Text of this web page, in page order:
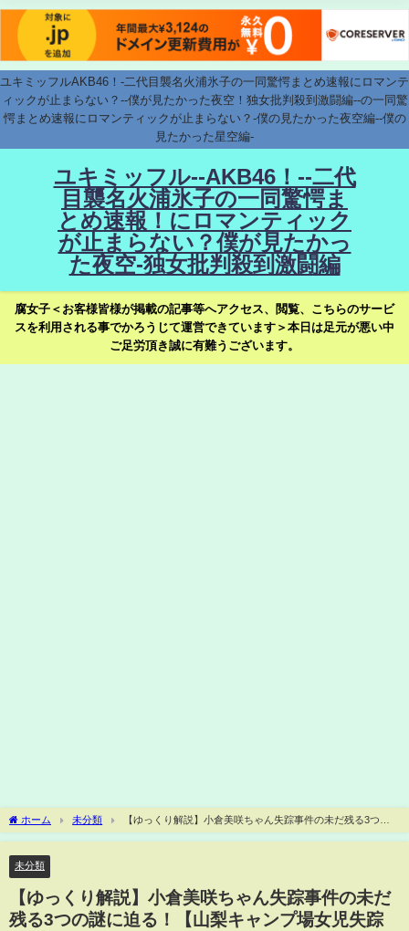
ユキミッフルAKB46！-二代目襲名火浦氷子の一同驚愕まとめ速報にロマンテ
ィックが止まらない？--僕が見たかった夜空！独女批判殺到激闘編--の一同驚
愕まとめ速報にロマンティックが止まらない？-僕の見たかった夜空編--僕の
見たかった星空編-
ユキミッフル--AKB46！--二代
目襲名火浦氷子の一同驚愕ま
とめ速報！にロマンティック
が止まらない？僕が見たかっ
た夜空-独女批判殺到激闘編
腐女子＜お客様皆様が掲載の記事等へアクセス、閲覧、こちらのサービ
スを利用される事でかろうじて運営できています＞本日は足元が悪い中
ご足労頂き誠に有難うございます。
ホーム 未分類
【ゆっくり解説】小倉美咲ちゃん失踪事件の未だ残る3つの
謎に迫る！【山梨キャンプ場女児失踪事件】
未分類
【ゆっくり解説】小倉美咲ちゃん失踪事件の未だ
残る3つの謎に迫る！【山梨キャンプ場女児失踪